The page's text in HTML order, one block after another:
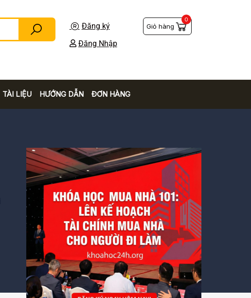
Đăng ký
Đăng Nhập
Giỏ hàng
0
TÀI LIỆU HƯỚNG DẪN ĐƠN HÀNG